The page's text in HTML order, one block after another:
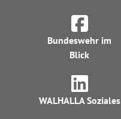
Bundeswehr im
Blick
WALHALLA Soziales